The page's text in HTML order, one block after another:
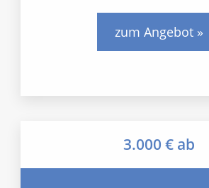
zum Angebot »
3.000 € ab